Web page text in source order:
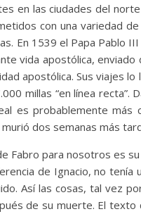
en las ciudades del
con una variedad
En 1539 el Papa Pablo
vida apostólica,
apostólica. Sus viajes lo
millas “en línea
es probablemente
dos semanas más
Fabro para nosotros es su
de Ignacio, no
Así las cosas, tal vez
de su muerte. El